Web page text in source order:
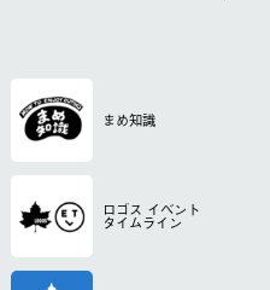
まめ知識
ロゴス イベント
タイムライン